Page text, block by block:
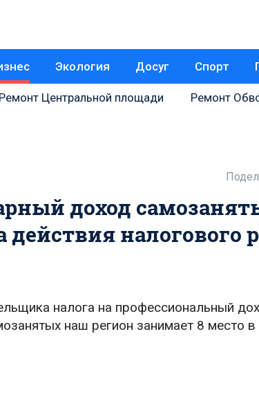
Экология Досуг Спорт
Ремонт Центральной площади Ремонт
доход
действия налогового
налога на профессиональный
наш регион занимает 8 место в